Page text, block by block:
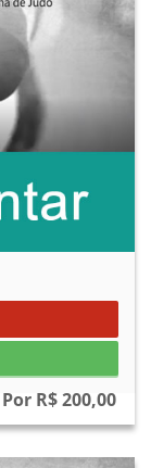
Por R$ 200,00